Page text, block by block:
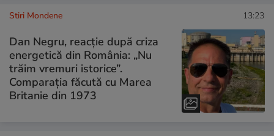
Stiri Mondene 13:23
Dan Negru, reacție după criza
energetică din România: „Nu
trăim vremuri istorice”.
Comparația făcută cu Marea
Britanie din 1973